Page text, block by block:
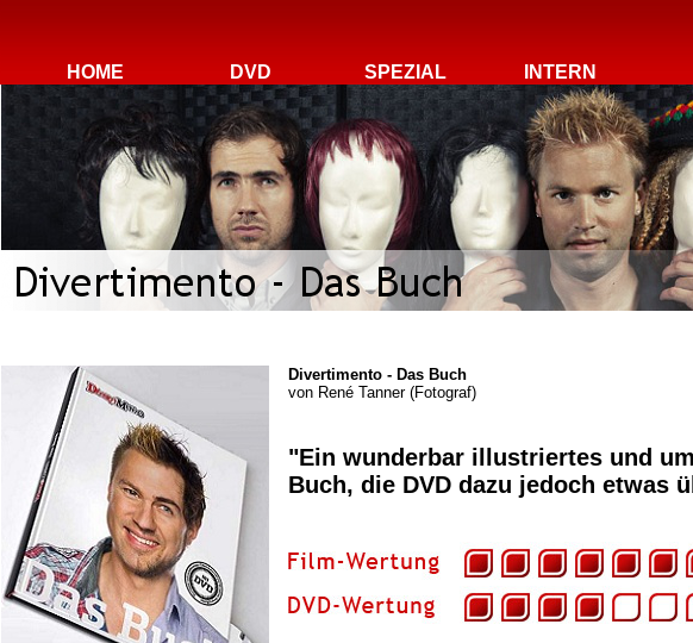
HOME DVD SPEZIAL INTERN
Divertimento - Das Buch
von René Tanner (Fotograf)
"Ein wunderbar illustriertes und
Buch, die DVD dazu jedoch etwas